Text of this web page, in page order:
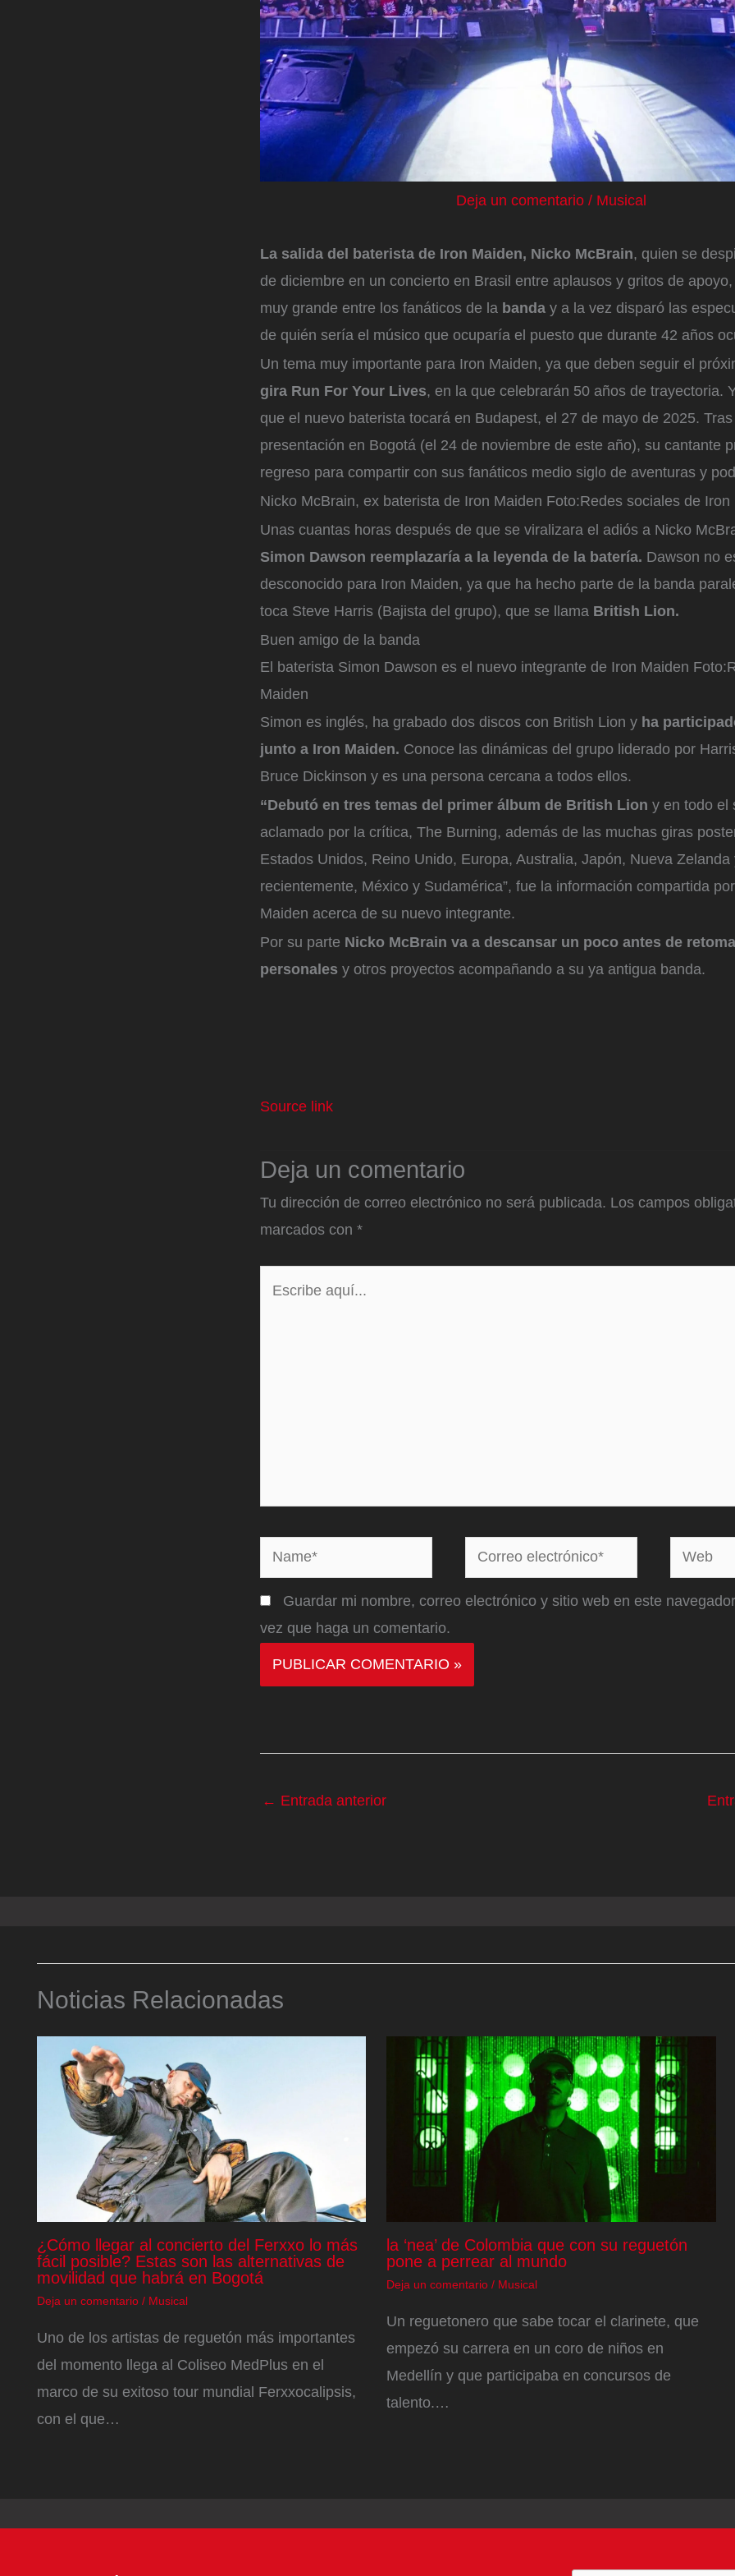
Deja un comentario / Musical
La salida del baterista de Iron Maiden, Nicko McBrain, quien se
de diciembre en un concierto en Brasil entre aplausos y gritos de
muy grande entre los fanáticos de la banda y a la vez disparó las
de quién sería el músico que ocuparía el puesto que durante 42 años
Un tema muy importante para Iron Maiden, ya que deben seguir el
gira Run For Your Lives, en la que celebrarán 50 años de trayectoria.
que el nuevo baterista tocará en Budapest, el 27 de mayo de 2025.
presentación en Bogotá (el 24 de noviembre de este año), su cantante
regreso para compartir con sus fanáticos medio siglo de aventuras y
Nicko McBrain, ex baterista de Iron Maiden Foto:Redes sociales de Iron
Unas cuantas horas después de que se viralizara el adiós a Nicko
Simon Dawson reemplazaría a la leyenda de la batería. Dawson no
desconocido para Iron Maiden, ya que ha hecho parte de la banda
toca Steve Harris (Bajista del grupo), que se llama British Lion.
Buen amigo de la banda
El baterista Simon Dawson es el nuevo integrante de Iron Maiden Foto:
Maiden
Simon es inglés, ha grabado dos discos con British Lion y ha
junto a Iron Maiden. Conoce las dinámicas del grupo liderado por
Bruce Dickinson y es una persona cercana a todos ellos.
“Debutó en tres temas del primer álbum de British Lion y en todo el
aclamado por la crítica, The Burning, además de las muchas giras
Estados Unidos, Reino Unido, Europa, Australia, Japón, Nueva Zelanda
recientemente, México y Sudamérica”, fue la información compartida
Maiden acerca de su nuevo integrante.
Por su parte Nicko McBrain va a descansar un poco antes de
personales y otros proyectos acompañando a su ya antigua banda.
Source link
Deja un comentario
Tu dirección de correo electrónico no será publicada. Los campos
marcados con *
Name*
Correo
electrónico*
Web
Guardar mi nombre, correo electrónico y sitio web en este
vez que haga un comentario.
← Entrada anterior
Noticias Relacionadas
¿Cómo llegar al concierto del Ferxxo lo más
fácil posible? Estas son las alternativas de
movilidad que habrá en Bogotá
Deja un comentario / Musical
Uno de los artistas de reguetón más importantes
del momento llega al Coliseo MedPlus en el
marco de su exitoso tour mundial Ferxxocalipsis,
con el que…
la ‘nea’ de Colombia que con su reguetón
pone a perrear al mundo
Deja un comentario / Musical
Un reguetonero que sabe tocar el clarinete, que
empezó su carrera en un coro de niños en
Medellín y que participaba en concursos de
talento.…